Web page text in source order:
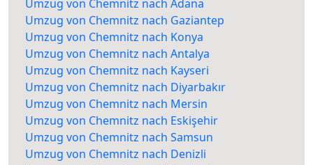
Umzug von Chemnitz nach Adana
Umzug von Chemnitz nach Gaziantep
Umzug von Chemnitz nach Konya
Umzug von Chemnitz nach Antalya
Umzug von Chemnitz nach Kayseri
Umzug von Chemnitz nach Diyarbakır
Umzug von Chemnitz nach Mersin
Umzug von Chemnitz nach Eskişehir
Umzug von Chemnitz nach Samsun
Umzug von Chemnitz nach Denizli